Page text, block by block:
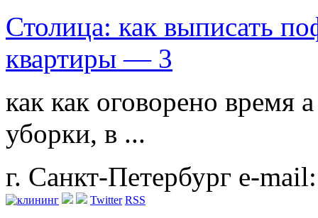
Столица: как выписать
квартиры — 3
как как оговорено время
уборки, в ...
г. Санкт-Петербург e-
Twitter RSS